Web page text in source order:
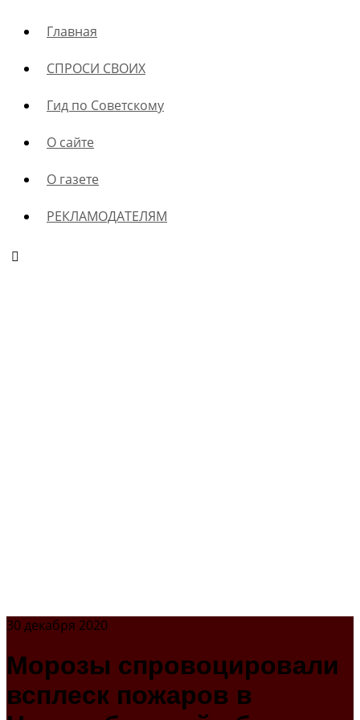
Главная
СПРОСИ СВОИХ
Гид по Советскому
О сайте
О газете
РЕКЛАМОДАТЕЛЯМ
30 декабря 2020
Морозы спровоцировали
всплеск пожаров в